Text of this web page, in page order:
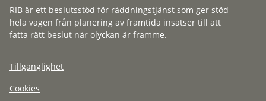
RIB är ett beslutsstöd för räddningstjänst som ger stöd
hela vägen från planering av framtida insatser till att
fatta rätt beslut när olyckan är framme.
Tillgänglighet
Cookies